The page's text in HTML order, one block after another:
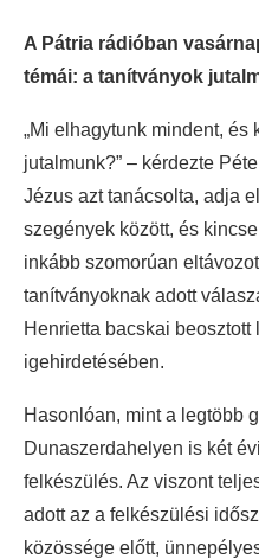
A Pátria rádióban
témái: a tanítványok
„Mi elhagytunk mindent, és
jutalmunk?” – kérdezte
Jézus azt tanácsolta, adja
szegények között, és
inkább szomorúan
tanítványoknak adott
Henrietta bacskai
igehirdetésében.
Hasonlóan, mint a legtöbb
Dunaszerdahelyen is két
felkészülés. Az viszont
adott az a felkészülési
közössége előtt,